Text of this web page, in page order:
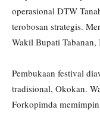
operasional DTW
terobosan strategis.
Wakil Bupati
Pembukaan festival
tradisional, Okokan.
Forkopimda